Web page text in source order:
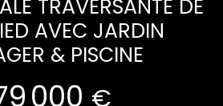
TRAVERSANTE DE
AVEC JARDIN
& PISCINE
000 €